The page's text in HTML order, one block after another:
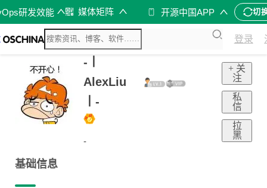
研发效能 媒体矩阵 开源中国APP 切
登录
-丨
AlexLiu
丨-
-
+ 关
注
私
信
拉
黑
基础信息